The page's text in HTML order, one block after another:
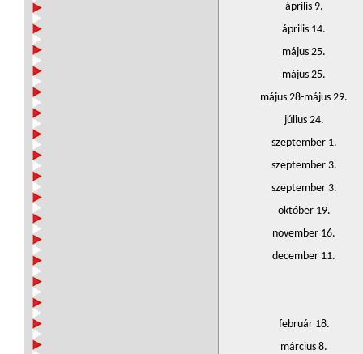
április 9.
április 14.
május 25.
május 25.
május 28-május 29.
július 24.
szeptember 1.
szeptember 3.
szeptember 3.
október 19.
november 16.
december 11.
február 18.
március 8.